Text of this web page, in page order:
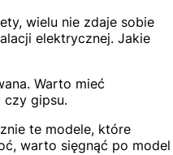
wielu nie zdaje sobie
elektrycznej. Jakie
Warto mieć
czy gipsu.
te modele, które
warto sięgnąć po model